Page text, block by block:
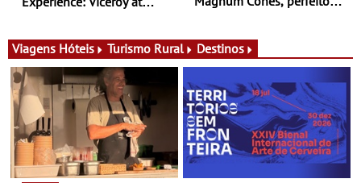
exclusiva
Viagens Hóteis Turismo Rural Destinos